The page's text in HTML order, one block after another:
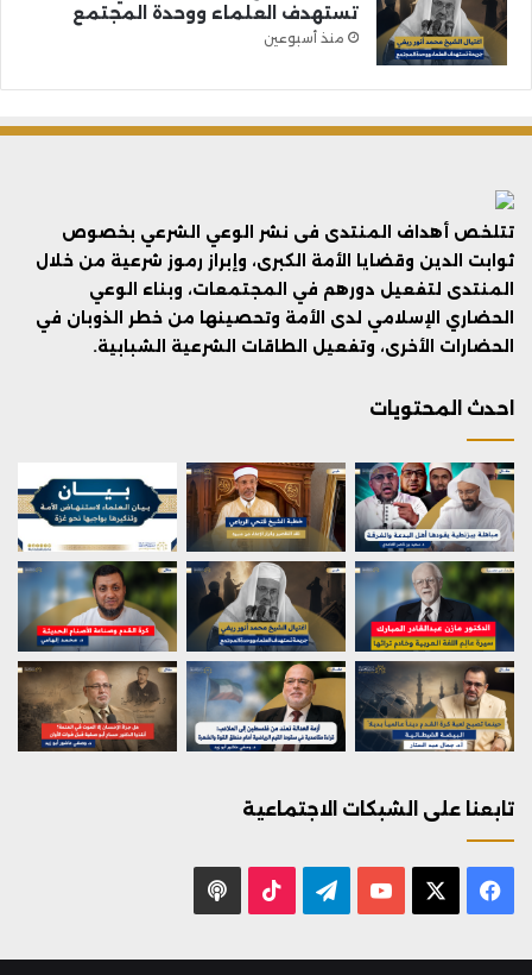
تستهدف العلماء ووحدة المجتمع
منذ أسبوعين
تتلخص أهداف المنتدى فى نشر الوعي الشرعي بخصوص
ثوابت الدين وقضايا الأمة الكبرى، وإبراز رموز شرعية من خلال
المنتدى لتفعيل دورهم في المجتمعات، وبناء الوعي
الحضاري الإسلامي لدى الأمة وتحصينها من خطر الذوبان في
الحضارات الأخرى، وتفعيل الطاقات الشرعية الشبابية.
احدث المحتويات
تابعنا على الشبكات الاجتماعية
فيسبوك يوتيوب تيلقرام ‫TikTok